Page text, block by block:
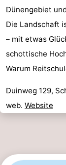
Frühstück)
Strand
Sehen
&
tun
-
Museen
-
Denkmäler
-
Dünengebiet
Die Landschaft
– mit etwas
schottische
Warum
Duinweg 129,
web. Website